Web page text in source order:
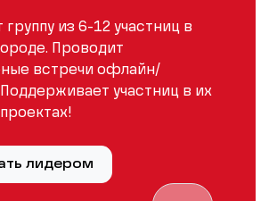
группу из 6-12 участниц в
Проводит
встречи офлайн/
участниц в их
лидером